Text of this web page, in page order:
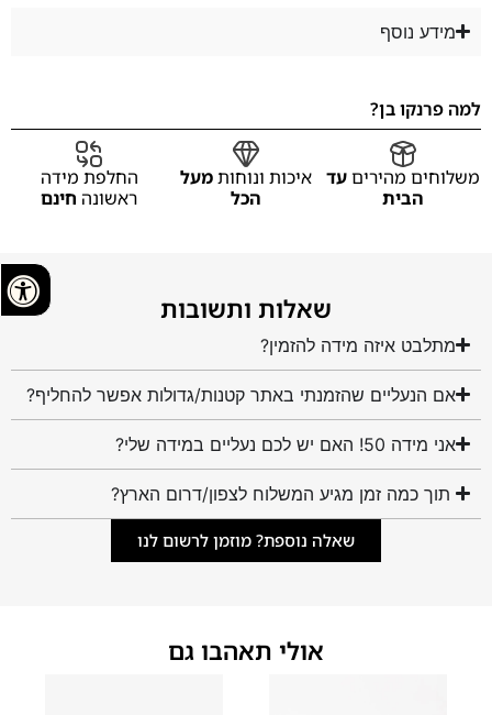
מידע נוסף
למה פרנקו בן?
משלוחים מהיריםעד
הבית
איכות ונוחותמעל
הכל
החלפת מידה
ראשונה חינם
שאלות ותשובות
מתלבט איזה מידה להזמין?
אם הנעליים שהזמנתי באתר קטנות/גדולות אפשר להחליף?
אני מידה 50! האם יש לכם נעליים במידה שלי?
תוך כמה זמן מגיע המשלוח לצפון/דרום הארץ?
שאלה נוספת? מוזמן לרשום לנו
אולי תאהבו גם